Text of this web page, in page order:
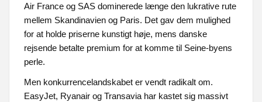
Air France og SAS dominerede længe den lukrative rute
mellem Skandinavien og Paris. Det gav dem mulighed
for at holde priserne kunstigt høje, mens danske
rejsende betalte premium for at komme til Seine-byens
perle.
Men konkurrencelandskabet er vendt radikalt om.
EasyJet, Ryanair og Transavia har kastet sig massivt